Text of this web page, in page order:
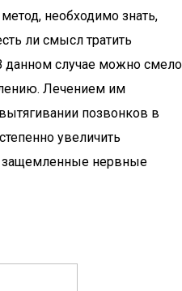
необходимо знать,
ли смысл тратить
данном случае можно смело
Лечением им
позвонков в
увеличить
защемленные нервные